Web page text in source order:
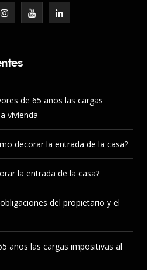
I
s
a
g
r
m
Y
u
b
e
L
e
I
de 65 años las cargas
vivienda
decorar la entrada de la casa?
la entrada de la casa?
del propietario y el
años las cargas impositivas al